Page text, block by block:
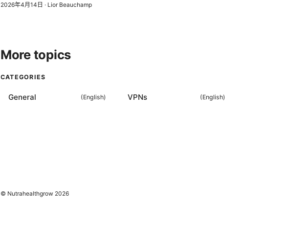
2026年4月14日 · Lior Beauchamp
More topics
CATEGORIES
General (English) VPNs (English)
© Nutrahealthgrow 2026